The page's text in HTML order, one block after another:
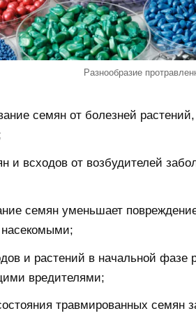
Разнообразие
семян от болезней
и всходов от возбудителей
семян уменьшает
и растений в начальной фазе
вредителями;
травмированных семян